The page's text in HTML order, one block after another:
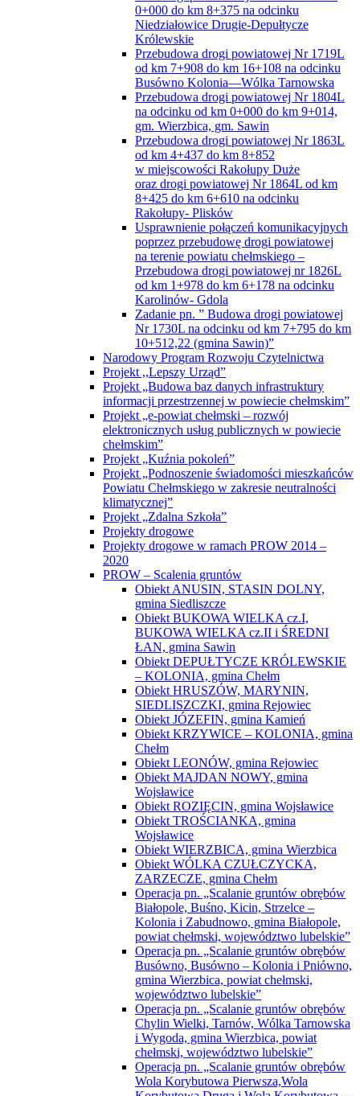
0+000 do km 8+375 na odcinku
Niedziałowice Drugie-Depułtycze
Królewskie
Przebudowa drogi powiatowej Nr 1719L
od km 7+908 do km 16+108 na odcinku
Busówno Kolonia—Wólka Tarnowska
Przebudowa drogi powiatowej Nr 1804L
na odcinku od km 0+000 do km 9+014,
gm. Wierzbica, gm. Sawin
Przebudowa drogi powiatowej Nr 1863L
od km 4+437 do km 8+852
w miejscowości Rakołupy Duże
oraz drogi powiatowej Nr 1864L od km
8+425 do km 6+610 na odcinku
Rakołupy- Plisków
Usprawnienie połączeń komunikacyjnych
poprzez przebudowę drogi powiatowej
na terenie powiatu chełmskiego –
Przebudowa drogi powiatowej nr 1826L
od km 1+978 do km 6+178 na odcinku
Karolinów- Gdola
Zadanie pn. ” Budowa drogi powiatowej
Nr 1730L na odcinku od km 7+795 do km
10+512,22 (gmina Sawin)”
Narodowy Program Rozwoju Czytelnictwa
Projekt ,,Lepszy Urząd”
Projekt „Budowa baz danych infrastruktury
informacji przestrzennej w powiecie chełmskim”
Projekt „e-powiat chełmski – rozwój
elektronicznych usług publicznych w powiecie
chełmskim”
Projekt „Kuźnia pokoleń”
Projekt „Podnoszenie świadomości mieszkańców
Powiatu Chełmskiego w zakresie neutralności
klimatycznej”
Projekt „Zdalna Szkoła”
Projekty drogowe
Projekty drogowe w ramach PROW 2014 –
2020
PROW – Scalenia gruntów
Obiekt ANUSIN, STASIN DOLNY,
gmina Siedliszcze
Obiekt BUKOWA WIELKA cz.I,
BUKOWA WIELKA cz.II i ŚREDNI
ŁAN, gmina Sawin
Obiekt DEPUŁTYCZE KRÓLEWSKIE
– KOLONIA, gmina Chełm
Obiekt HRUSZÓW, MARYNIN,
SIEDLISZCZKI, gmina Rejowiec
Obiekt JÓZEFIN, gmina Kamień
Obiekt KRZYWICE – KOLONIA, gmina
Chełm
Obiekt LEONÓW, gmina Rejowiec
Obiekt MAJDAN NOWY, gmina
Wojsławice
Obiekt ROZIĘCIN, gmina Wojsławice
Obiekt TROŚCIANKA, gmina
Wojsławice
Obiekt WIERZBICA, gmina Wierzbica
Obiekt WÓLKA CZUŁCZYCKA,
ZARZECZE, gmina Chełm
Operacja pn. „Scalanie gruntów obrębów
Białopole, Buśno, Kicin, Strzelce –
Kolonia i Zabudnowo, gmina Białopole,
powiat chełmski, województwo lubelskie”
Operacja pn. „Scalanie gruntów obrębów
Busówno, Busówno – Kolonia i Pniówno,
gmina Wierzbica, powiat chełmski,
województwo lubelskie”
Operacja pn. „Scalanie gruntów obrębów
Chylin Wielki, Tarnów, Wólka Tarnowska
i Wygoda, gmina Wierzbica, powiat
chełmski, województwo lubelskie”
Operacja pn. „Scalanie gruntów obrębów
Wola Korybutowa Pierwsza,Wola